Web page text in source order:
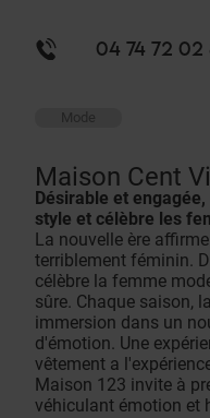
04 74 72 02
Mode
Maison Cent
Désirable et
style et célèbre les
La nouvelle ère
terriblement féminin.
célèbre la femme
sûre. Chaque saison,
immersion dans un
d'émotion. Une
vêtement a
Maison 123 invite à
véhiculant émotion et